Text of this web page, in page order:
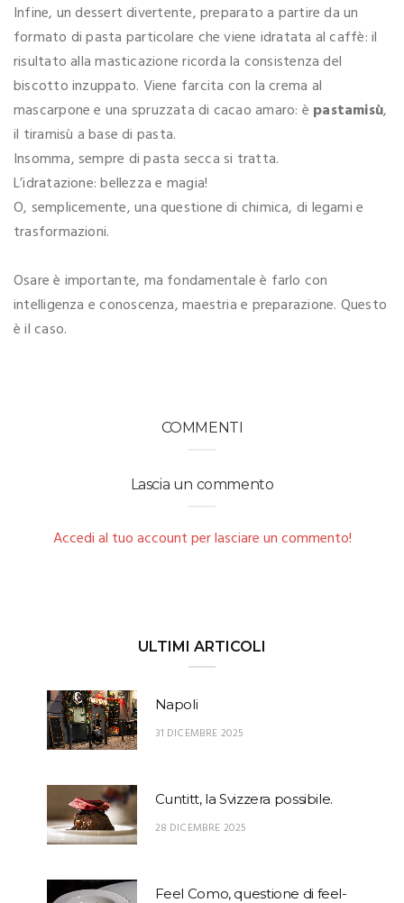
Infine, un dessert divertente, preparato a partire da un
formato di pasta particolare che viene idratata al caffè: il
risultato alla masticazione ricorda la consistenza del
biscotto inzuppato. Viene farcita con la crema al
mascarpone e una spruzzata di cacao amaro: è pastamisù,
il tiramisù a base di pasta.
Insomma, sempre di pasta secca si tratta.
L’idratazione: bellezza e magia!
O, semplicemente, una questione di chimica, di legami e
trasformazioni.
Osare è importante, ma fondamentale è farlo con
intelligenza e conoscenza, maestria e preparazione. Questo
è il caso.
COMMENTI
Lascia un commento
Accedi al tuo account per lasciare un commento!
ULTIMI ARTICOLI
Napoli
31 DICEMBRE 2025
Cuntitt, la Svizzera possibile.
28 DICEMBRE 2025
Feel Como, questione di feel-